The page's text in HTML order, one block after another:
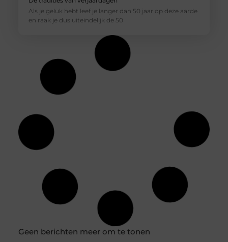
Als je geluk hebt leef je langer dan 50 jaar op deze aarde
en raak je dus uiteindelijk de 50
Als je een eigen bedrijf hebt, draag jij een grote
verantwoordelijkheid. Het is dan namelijk aan jou om
ervoor te